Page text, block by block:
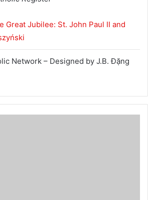
Great Jubilee: St. John Paul II and
Network – Designed by J.B. Đặng